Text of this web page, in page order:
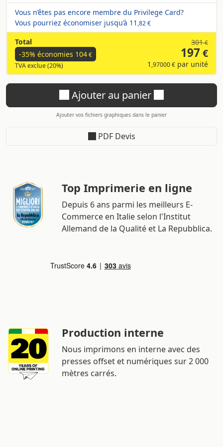
Vous n’êtes pas encore membre du Privilege Card?
Vous pourriez économiser jusqu’à 11 ,82 €
Total
-35% économies 104€
TVA exclue (20%)
301€
197 €
1 ,97000 € par unité
Ajouter au panier
Ajouter vos fichiers graphiques dans le panier
PDF Devis
Top Imprimerie en ligne
Depuis 6 ans parmi les meilleurs E-
Commerce en Italie selon l'Institut
Allemand de la Qualité et La Repubblica.
Production interne
Nous imprimons en interne avec des
presses offset et numériques sur 2 000
mètres carrés.